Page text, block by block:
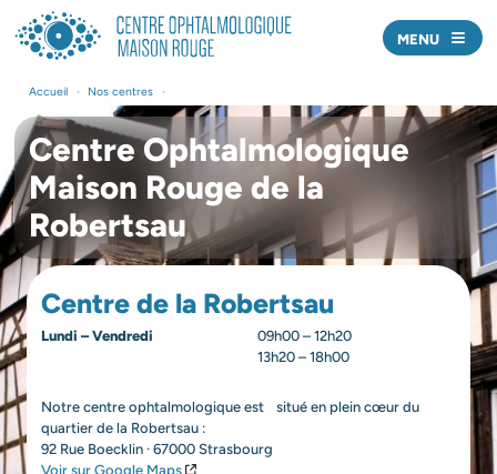
Nos médecins
Offre de soins
Actualités
Prendre rendez-vous
Nous écrire
Professionnels de santé
MENU
Accueil • Nos centres •
Centre Ophtalmologique
Maison Rouge de la
Robertsau
Centre de la Robertsau
Lundi – Vendredi
09h00 – 12h20
13h20 – 18h00
Notre centre ophtalmologique est situé en plein cœur du
quartier de la Robertsau :
92 Rue Boecklin · 67000 Strasbourg
Voir sur Google Maps